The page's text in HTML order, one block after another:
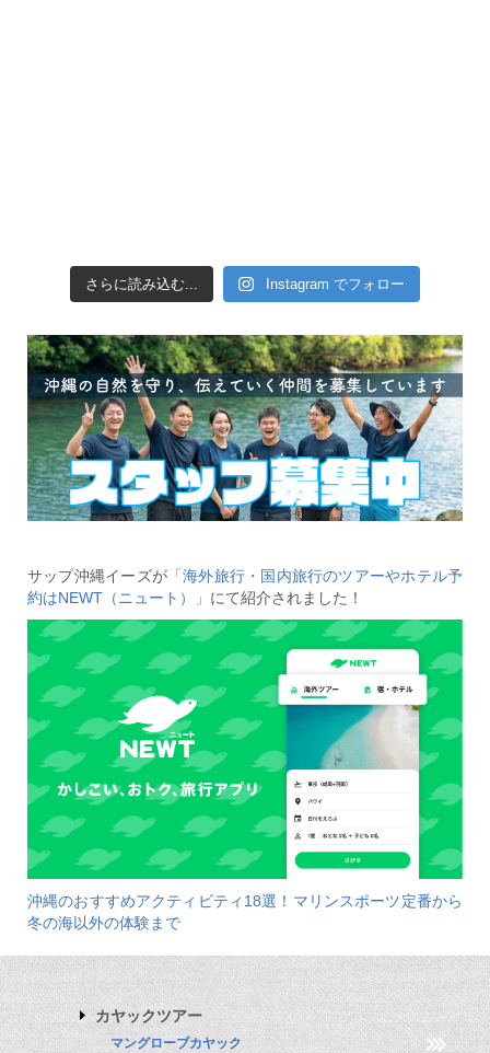
さらに読み込む... Instagram でフォロー
サップ沖縄イーズが 「海外旅行・国内旅行のツアーやホテル予
約はNEWT（ニュート）」 にて紹介されました！
沖縄のおすすめアクティビティ18選！マリンスポーツ定番から
冬の海以外の体験まで
カヤックツアー
マングローブカヤック